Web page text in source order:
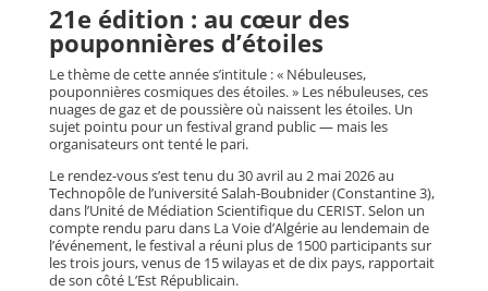
21e édition : au cœur des
pouponnières d’étoiles
Le thème de cette année s’intitule : « Nébuleuses,
pouponnières cosmiques des étoiles. » Les nébuleuses, ces
nuages de gaz et de poussière où naissent les étoiles. Un
sujet pointu pour un festival grand public — mais les
organisateurs ont tenté le pari.
Le rendez-vous s’est tenu du 30 avril au 2 mai 2026 au
Technopôle de l’université Salah-Boubnider (Constantine 3),
dans l’Unité de Médiation Scientifique du CERIST. Selon un
compte rendu paru dans La Voie d’Algérie au lendemain de
l’événement, le festival a réuni plus de 1500 participants sur
les trois jours, venus de 15 wilayas et de dix pays, rapportait
de son côté L’Est Républicain.